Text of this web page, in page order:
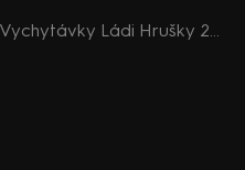
Vychytávky Ládi Hrušky 2019 (4): Stavby ze špejlí